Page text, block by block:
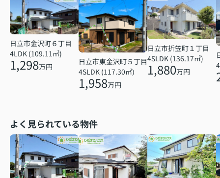
日立市金沢町６丁目
4LDK (109.11㎡)
1,298万円
日立市東金沢町５丁目
4SLDK (117.30㎡)
1,958万円
日立市折笠町１丁目
4SLDK (136.17㎡)
1,880万円
よく見られている物件